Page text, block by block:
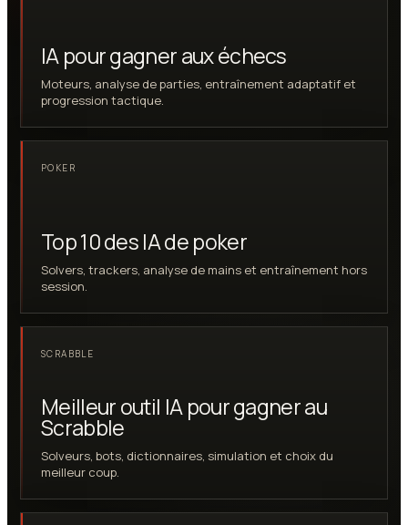
IA pour gagner aux échecs
Moteurs, analyse de parties, entraînement adaptatif et
progression tactique.
POKER
Top 10 des IA de poker
Solvers, trackers, analyse de mains et entraînement hors
session.
SCRABBLE
Meilleur outil IA pour gagner au
Scrabble
Solveurs, bots, dictionnaires, simulation et choix du
meilleur coup.